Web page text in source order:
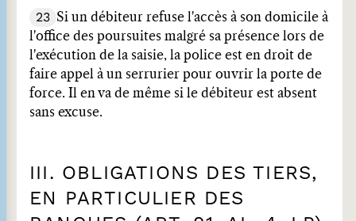
23 Si un débiteur refuse l'accès à son domicile à
l'office des poursuites malgré sa présence lors de
l'exécution de la saisie, la police est en droit de
faire appel à un serrurier pour ouvrir la porte de
force. Il en va de même si le débiteur est absent
sans excuse.
III. OBLIGATIONS DES TIERS,
EN PARTICULIER DES